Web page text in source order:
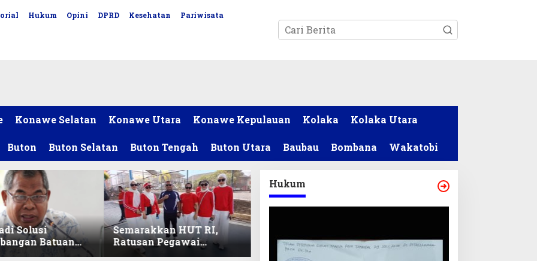
Hukum Opini DPRD Kesehatan Pariwisata
Konawe Selatan Konawe Utara Konawe Kepulauan Kolaka Kolaka Utara
Buton Buton Selatan Buton Tengah Buton Utara Baubau Bombana Wakatobi
Solusi
Batuan
ex-Golongan
Semarakkan HUT RI,
Ratusan Pegawai
Sekretariat DPRD Sultra
Hukum